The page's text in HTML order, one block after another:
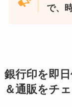
で、
銀行印を即
＆通販をチ